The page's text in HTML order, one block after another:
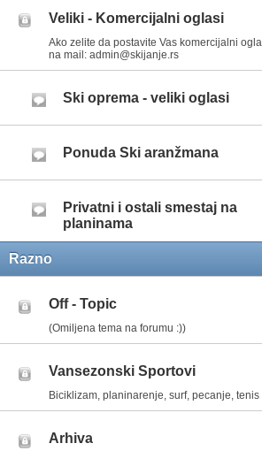
Veliki - Komercijalni oglasi
Ako zelite da postavite Vas komercijalni
na mail: admin@skijanje.rs
Ski oprema - veliki oglasi
Ponuda Ski aranžmana
Privatni i ostali smestaj na
planinama
Razno
Off - Topic
(Omiljena tema na forumu :))
Vansezonski Sportovi
Biciklizam, planinarenje, surf, pecanje, tenis
Arhiva